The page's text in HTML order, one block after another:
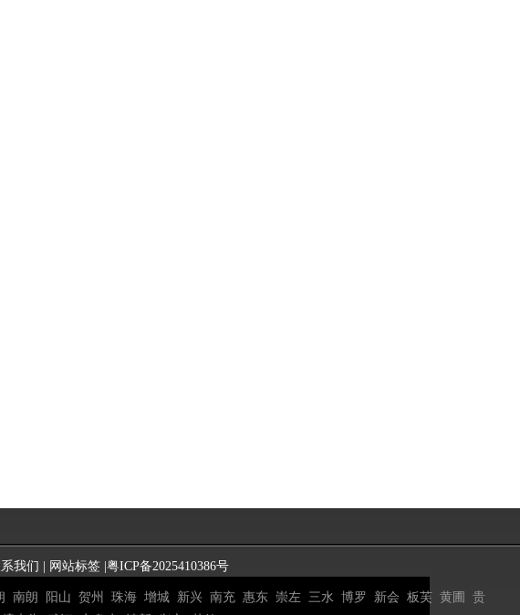
我们 网站标签| 粤ICP备2025410386号
南朗 阳山 贺州 珠海 增城 新兴 南充 惠东 崇左 三水 博罗 新会 板芙 黄圃
贵